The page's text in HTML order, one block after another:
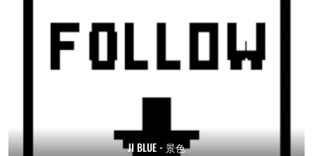
JI BLUE - 景色